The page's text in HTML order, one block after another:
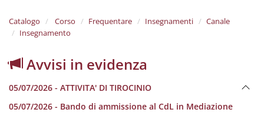
Catalogo Corso Frequentare Insegnamenti
Canale
Insegnamento
Avvisi in evidenza
05/07/2026 - ATTIVITA' DI TIROCINIO
05/07/2026 - Bando di ammissione al CdL in Mediazione